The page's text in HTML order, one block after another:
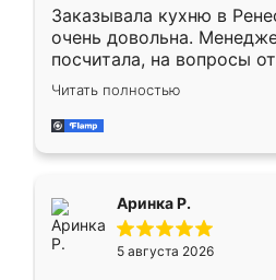
Заказывала кухню в
очень довольна.
посчитала, на вопросы
Замерщик приехал в
делу со всей
за день, ребята работали
Читать полностью
Аринка Р.
5 августа 2026